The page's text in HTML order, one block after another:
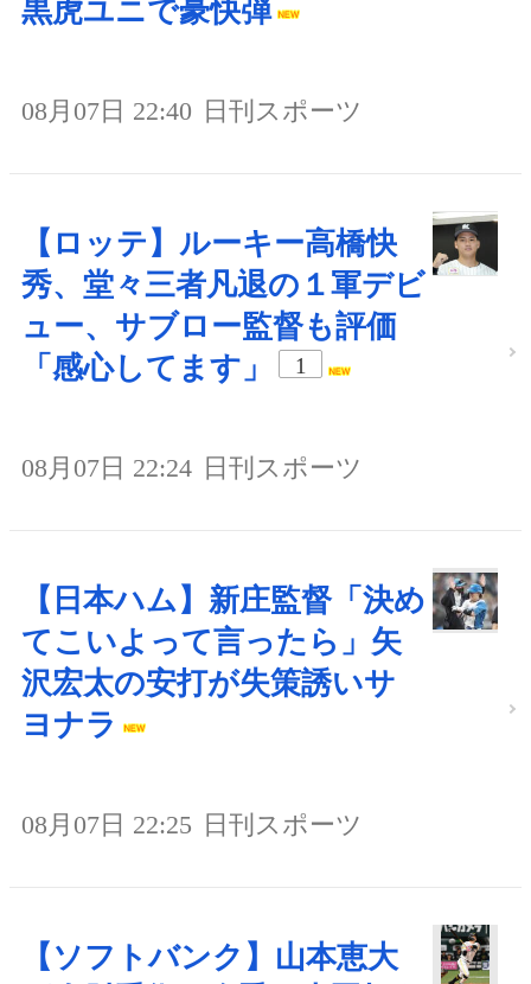
黒虎ユニで豪快弾
08月07日 22:40 日刊スポーツ
【ロッテ】ルーキー高橋快
秀、堂々三者凡退の１軍デビ
ュー、サブロー監督も評価
「感心してます」
1
08月07日 22:24 日刊スポーツ
【日本ハム】新庄監督「決め
てこいよって言ったら」矢
沢宏太の安打が失策誘いサ
ヨナラ
08月07日 22:25 日刊スポーツ
【ソフトバンク】山本恵大